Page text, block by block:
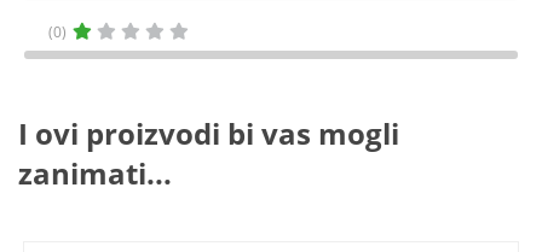
(0)
I ovi proizvodi bi vas mogli
zanimati...